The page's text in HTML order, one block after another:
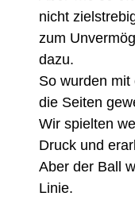
nicht
zum
dazu.
So wurden
die Seiten
Wir spielten
Druck und
Aber der Ball
Linie.